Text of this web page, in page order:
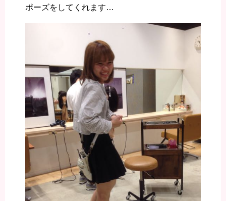
ポーズをしてくれます…